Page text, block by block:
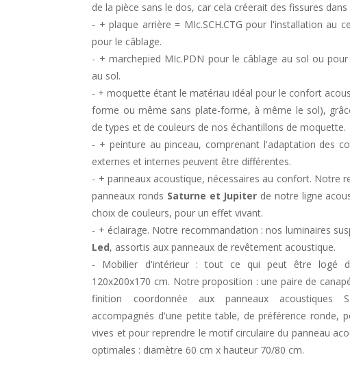
de la pièce sans le dos, car cela créerait des fissures
- + plaque arrière = MIc.SCH.CTG pour l'installation au
pour le câblage.
- + marchepied MIc.PDN pour le câblage au sol ou
au sol.
- + moquette étant le matériau idéal pour le confort
forme ou même sans plate-forme, à même le sol),
de types et de couleurs de nos échantillons de moquette.
- + peinture au pinceau, comprenant l'adaptation des
externes et internes peuvent être différentes.
- + panneaux acoustique, nécessaires au confort. Notre
panneaux ronds Saturne et Jupiter de notre ligne
choix de couleurs, pour un effet vivant.
- + éclairage. Notre recommandation : nos luminaires
Led, assortis aux panneaux de revêtement acoustique.
- Mobilier d'intérieur : tout ce qui peut être logé
120x200x170 cm. Notre proposition : une paire de
finition coordonnée aux panneaux acoustiques
accompagnés d'une petite table, de préférence ronde,
vives et pour reprendre le motif circulaire du panneau
optimales : diamètre 60 cm x hauteur 70/80 cm.